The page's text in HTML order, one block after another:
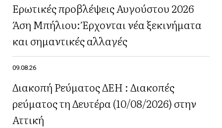
Ερωτικές προβλέψεις Αυγούστου 2026
Άση Μπήλιου: Έρχονται νέα ξεκινήματα
και σημαντικές αλλαγές
09.08.26
Διακοπή Ρεύματος ΔΕΗ : Διακοπές
ρεύματος τη Δευτέρα (10/08/2026) στην
Αττική